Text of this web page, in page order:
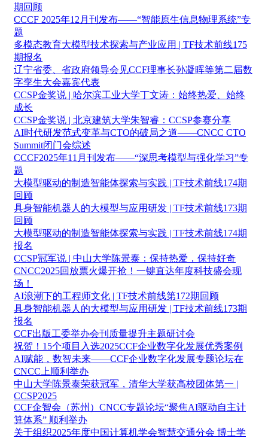
期回顾
CCCF 2025年12月刊发布——“智能原生信息物理系统”专
题
多模态教育大模型技术探索与产业应用 | TF技术前线175
期报名
辽宁省委、省政府领导会见CCF理事长孙凝晖等第二届数
字孪生大会嘉宾代表
CCSP金奖说 | 哈尔滨工业大学丁文涛：始终热爱、始终
成长
CCSP金奖说 | 北京建筑大学朱智睿：CCSP参赛分享
AI时代研发范式变革与CTO的破局之道——CNCC CTO
Summit闭门会综述
CCCF2025年11月刊发布——“深思考模型与强化学习”专
题
大模型驱动的制造智能体探索与实践 | TF技术前线174期
回顾
具身智能机器人的大模型与应用研发 | TF技术前线173期
回顾
大模型驱动的制造智能体探索与实践 | TF技术前线174期
报名
CCSP冠军说 | 中山大学陈景泰：保持热爱，保持好奇
CNCC2025回放票火爆开抢！一键直达年度科技盛会现
场！
AI浪潮下的工程师文化 | TF技术前线第172期回顾
具身智能机器人的大模型与应用研发 | TF技术前线173期
报名
CCF出版工委举办会刊质量提升主题研讨会
祝贺！15个项目入选2025CCF企业数字化发展优秀案例
AI赋能，数智未来——CCF企业数字化发展专题论坛在
CNCC上顺利举办
中山大学陈景泰荣获冠军，清华大学获高校团体第一 |
CCSP2025
CCF企智会（苏州）CNCC专题论坛“聚焦AI驱动自主计
算体系” 顺利举办
关于组织2025年度中国计算机学会智慧交通分会 博士学